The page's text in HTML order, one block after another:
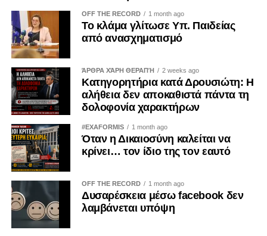
Το αγκάθι του Λιβάνου
Η μεγαλύτερη ανησυχία για το Ισραήλ εστιάζεται στις
μνημόνιο αναφέρει ότι η κατάπαυση του πυρός καλύπτει
και τις συγκρούσεις ανάμεσα στο Ισραήλ και τη
Χεζμπολάχ, ενώ στο πλαίσιο μιας οριστικής διευθέτησης
από τον νότιο Λίβανο.
Σύμβουλος του Νετανιάχου ξεκαθάρισε στο Axios ότι το
Ισραήλ δεν θεωρεί πως δεσμεύεται από το συγκεκριμένο
σκέλος της συμφωνίας και υποστηρίζει ότι δεν πρόκειται
να αποσύρει τις δυνάμεις του, εφόσον δεν προηγηθεί ο
αφοπλισμός της Χεζμπολάχ.
OFF THE RECORD 1 month ago
Το κλάμα γλίτωσε Υπ. Παιδείας
από ανασχηματισμό
ΆΡΘΡΑ ΧΆΡΗ ΘΕΡΑΠΉ 2 weeks ago
Κατηγορητήρια κατά Δρουσιώτη: Η
αλήθεια δεν αποκαθιστά πάντα τη
δολοφονία χαρακτήρων
#EXAFORMIS 1 month ago
Όταν η Δικαιοσύνη καλείται να
κρίνει… τον ίδιο της τον εαυτό
OFF THE RECORD 1 month ago
Δυσαρέσκεια μέσω facebook δεν
λαμβάνεται υπόψη